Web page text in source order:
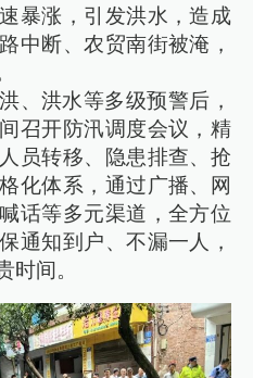
暴涨，引发洪水，造成
中断、农贸南街被淹，
、洪水等多级预警后，
召开防汛调度会议，精
员转移、隐患排查、抢
化体系，通过广播、网
话等多元渠道，全方位
通知到户、不漏一人，
时间。